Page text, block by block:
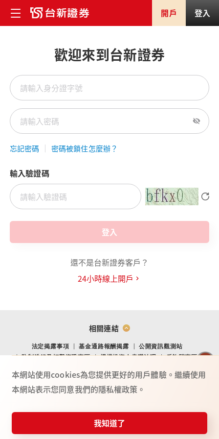
開戶 登入
歡迎來到台新證券
忘記密碼 密碼被鎖住怎麼辦？
輸入驗證碼
登入
還不是台新證券客戶？
24小時線上開戶
相關連結
法定揭露事項 基金通路報酬揭露
公開資訊觀測站
防制洗錢及打擊資恐專區
機構投資人盡職治理
反詐騙專區
台新證券服務專線：02-4050-9799．02-2708-3972．0800-088-148
115年金管證總字第 0025號
憑證快遞 投資誌 常見問題服務據點 反詐騙
本網站使用cookies為您提供更好的用戶體驗。繼續使用
本網站表示您同意我們的隱私權政策。
我知道了